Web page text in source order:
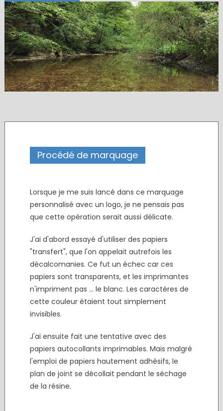
Procédé de marquage
Lorsque je me suis lancé dans ce marquage
personnalisé avec un logo, je ne pensais pas
que cette opération serait aussi délicate.
J'ai d'abord essayé d'utiliser des papiers
"transfert", que l'on appelait autrefois les
décalcomanies. Ce fut un échec car ces
papiers sont transparents, et les imprimantes
n'impriment pas ... le blanc. Les caractères de
cette couleur étaient tout simplement
invisibles.
J'ai ensuite fait une tentative avec des
papiers autocollants imprimables. Mais malgré
l'emploi de papiers hautement adhésifs, le
plan de joint se décollait pendant le séchage
de la résine.